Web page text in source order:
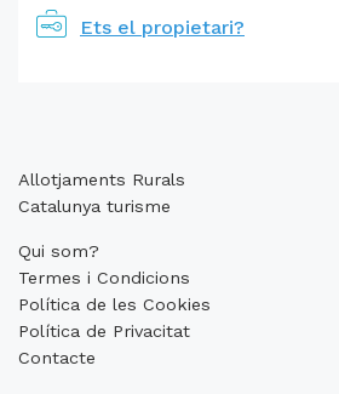
Ets el propietari?
Allotjaments Rurals
Catalunya turisme
Qui som?
Termes i Condicions
Política de les Cookies
Política de Privacitat
Contacte